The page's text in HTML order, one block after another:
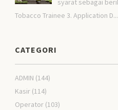
syarat sebagai
Tobacco Trainee 3. Application D...
CATEGORI
ADMIN (144)
Kasir (114)
Operator (103)